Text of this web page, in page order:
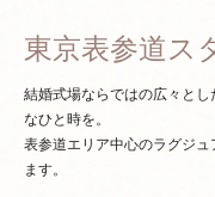
東京表参道ス
結婚式場ならではの広々と
なひと時を。
表参道エリア中心のラグジ
ます。